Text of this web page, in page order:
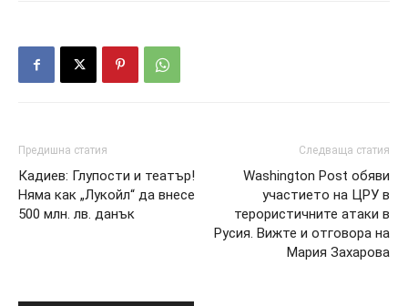
Предишна статия
Кадиев: Глупости и театър!
Няма как „Лукойл“ да внесе
500 млн. лв. данък
Следваща статия
Washington Post обяви
участието на ЦРУ в
терористичните атаки в
Русия. Вижте и отговора на
Мария Захарова